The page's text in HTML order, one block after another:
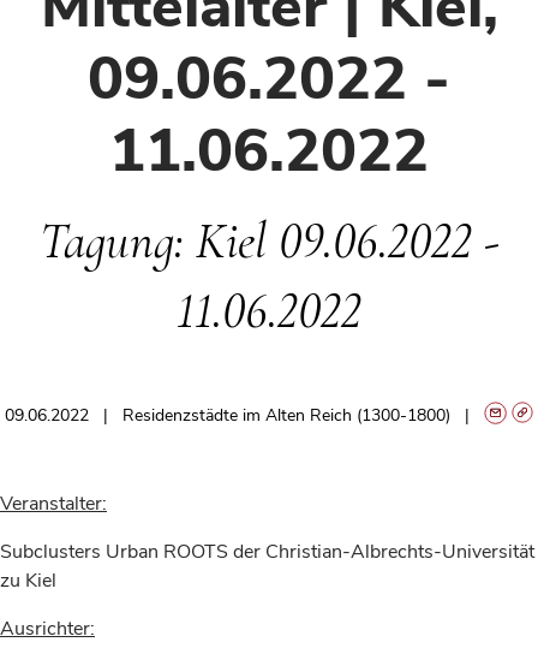
09.06.2022 -
11.06.2022
Tagung: Kiel 09.06.2022 -
11.06.2022
09.06.2022 Residenzstädte im Alten Reich (1300-1800)
Veranstalter:
Subclusters Urban ROOTS der Christian-Albrechts-Universität
zu Kiel
Ausrichter: